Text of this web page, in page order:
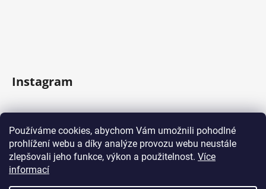
Používáme cookies, abychom Vám umožnili pohodlné
prohlížení webu a díky analýze provozu webu neustále
zlepšovali jeho funkce, výkon a použitelnost. Více
informací
Instagram
Facebook